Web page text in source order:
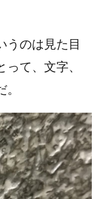
のは見た目
て、文字、